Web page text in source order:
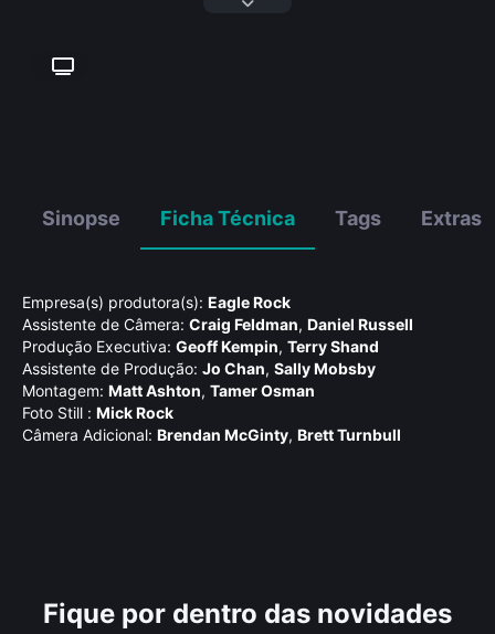
Sinopse Ficha Técnica Tags Extras
Empresa(s) produtora(s): Eagle Rock
Assistente de Câmera: Craig Feldman, Daniel Russell
Produção Executiva: Geoff Kempin, Terry Shand
Assistente de Produção: Jo Chan, Sally Mobsby
Montagem: Matt Ashton, Tamer Osman
Foto Still : Mick Rock
Câmera Adicional: Brendan McGinty, Brett Turnbull
Fique por dentro das novidades